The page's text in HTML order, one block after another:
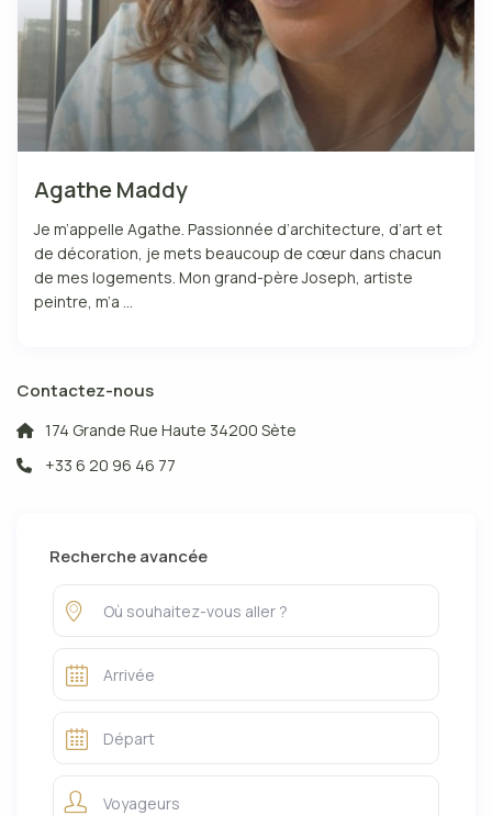
Agathe Maddy
Je m’appelle Agathe. Passionnée d’architecture, d’art et
de décoration, je mets beaucoup de cœur dans chacun
de mes logements. Mon grand-père Joseph, artiste
peintre, m’a ...
Contactez-nous
174 Grande Rue Haute 34200 Sète
+33 6 20 96 46 77
Recherche avancée
Voyageurs